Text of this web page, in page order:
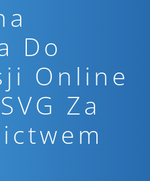
Do
Online
Za